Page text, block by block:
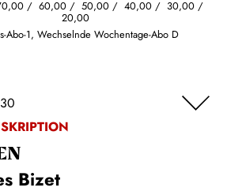
60,00 50,00 40,00 30,00
20,00
Abo-1, Wechselnde Wochentage-Abo D
Bizet